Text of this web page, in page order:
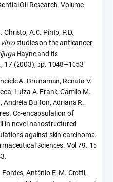
Oil Research. Volume
Christo, A.C. Pinto, P.D.
vitrostudies on the anticancer
Hayne and its
17 (2003), pp. 1048–1053
A. Bruinsman, Renata V.
Luiza A. Frank, Camilo M.
Andréia Buffon, Adriana R.
Co-encapsulation of
in novel nanostructured
against skin carcinoma.
Sciences. Vol 79. 15
Fontes, Antônio E. M. Crotti,